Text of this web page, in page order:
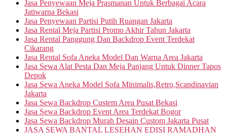
Jasa Penyewaan Meja Prasmanan Untuk Berbagai Acara
Jatiwarna Bekasi
Jasa Penyewaan Partisi Putih Ruangan Jakarta
Jasa Rental Meja Partisi Promo Akhir Tahun Jakarta
Jasa Rental Panggung Dan Backdrop Event Terdekat
Cikarang
Jasa Rental Sofa Aneka Model Dan Warna Area Jakarta
Jasa Sewa Alat Pesta Dan Meja Panjang Untuk Dinner Tapos
Depok
Jasa Sewa Aneka Model Sofa Minimalis,Retro,Scandinavian
Jakarta
Jasa Sewa Backdrop Custem Area Pusat Bekasi
Jasa Sewa Backdrop Event Area Terdekat Bogor
Jasa Sewa Backdrop Murah Desain Custom Jakarta Pusat
JASA SEWA BANTAL LESEHAN EDISI RAMADHAN